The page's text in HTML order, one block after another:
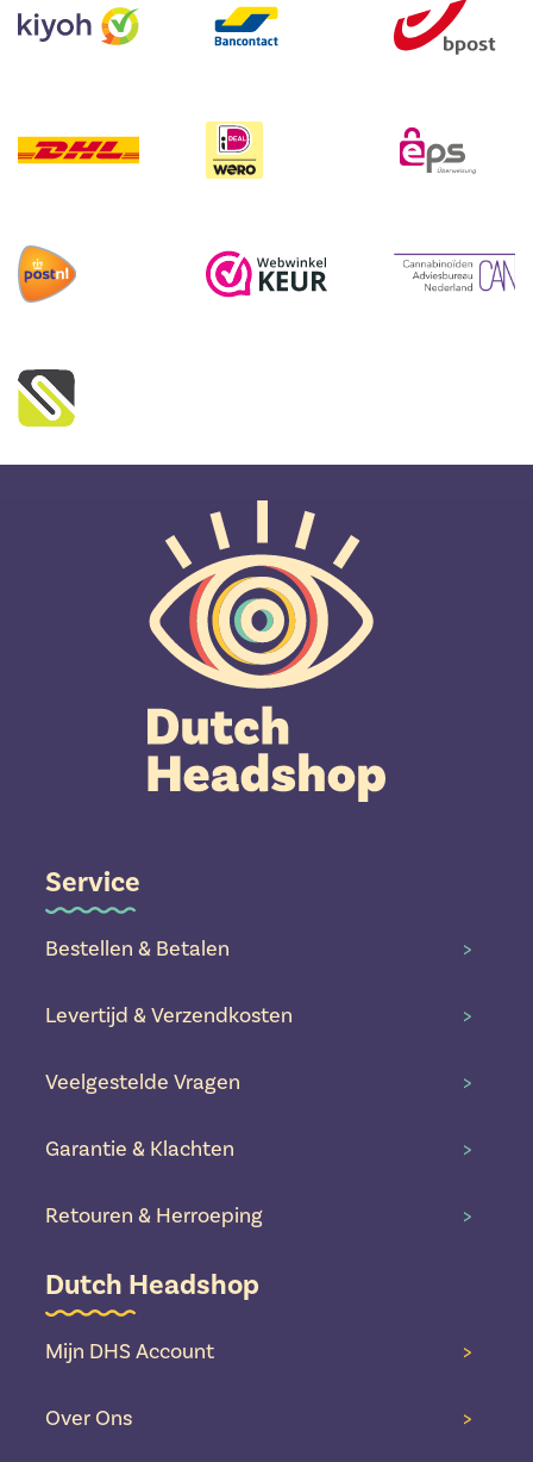
Service
Bestellen & Betalen >
Levertijd & Verzendkosten >
Veelgestelde Vragen >
Garantie & Klachten >
Retouren & Herroeping >
Dutch Headshop
Mijn DHS Account >
Over Ons >